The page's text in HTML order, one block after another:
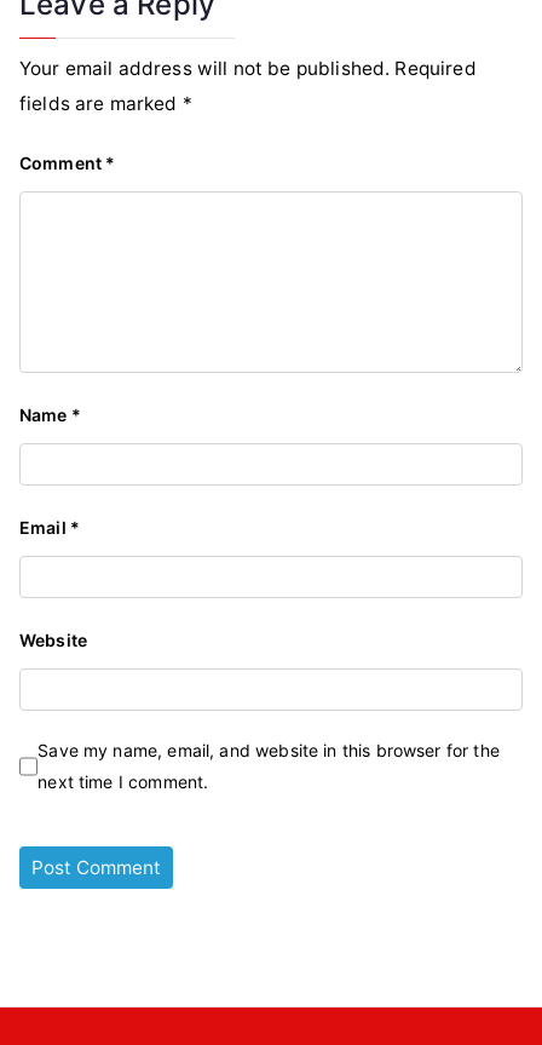
Your email address will not be published. Required
fields are marked *
Comment *
Name *
Email *
Website
Save my name, email, and website in this browser for the
next time I comment.